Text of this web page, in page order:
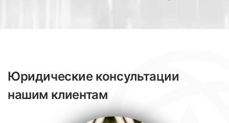
Юридические консультации
нашим клиентам